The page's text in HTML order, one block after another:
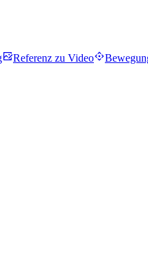
Referenz zu Video